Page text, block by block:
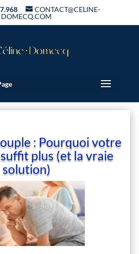
CONTACT@CELINE-
DOMECQ.COM
: Pourquoi votre
plus (et la vraie
solution)